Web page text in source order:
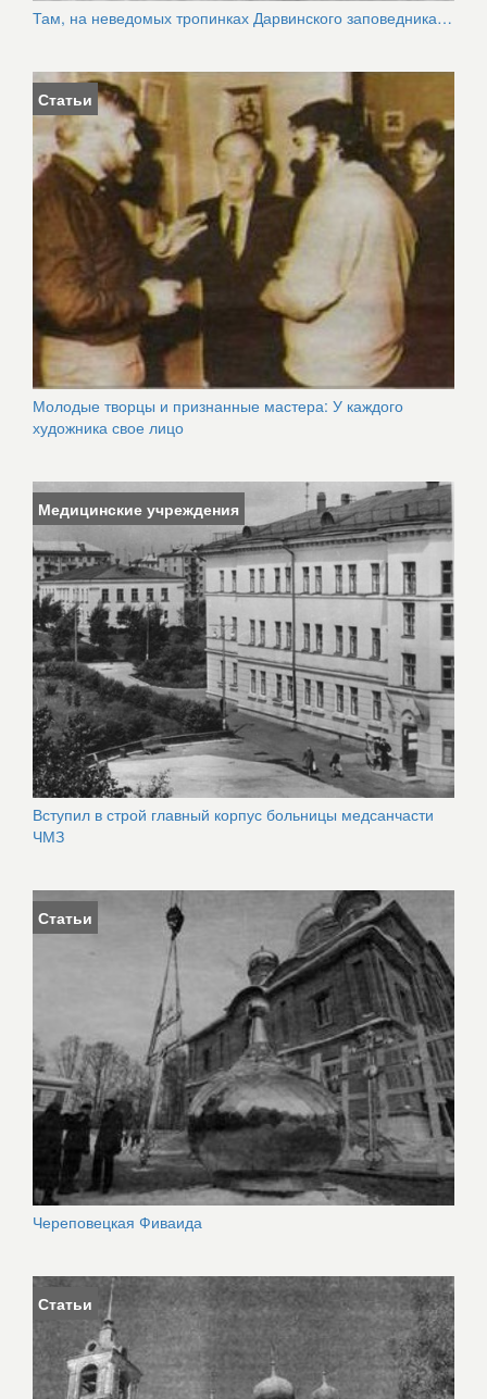
Там, на неведомых тропинках Дарвинского заповедника…
Статьи
Молодые творцы и признанные мастера: У каждого
художника свое лицо
Медицинские учреждения
Вступил в строй главный корпус больницы медсанчасти
ЧМЗ
Статьи
Череповецкая Фиваида
Статьи